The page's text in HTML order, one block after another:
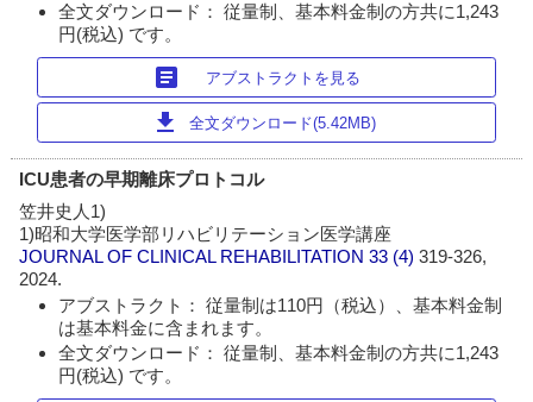
全文ダウンロード： 従量制、基本料金制の方共に1,243
円(税込) です。
article アブストラクトを見る
download 全文ダウンロード(5.42MB)
ICU患者の早期離床プロトコル
笠井史人1)
1)昭和大学医学部リハビリテーション医学講座
JOURNAL OF CLINICAL REHABILITATION 33 (4)319-326,
2024.
アブストラクト： 従量制は110円（税込）、基本料金制
は基本料金に含まれます。
全文ダウンロード： 従量制、基本料金制の方共に1,243
円(税込) です。